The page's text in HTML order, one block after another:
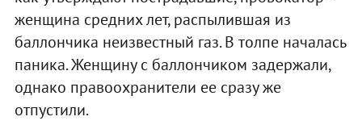
женщина средних лет, распылившая из
баллончика неизвестный газ. В толпе началась
паника. Женщину с баллончиком задержали,
однако правоохранители ее сразу же
отпустили.